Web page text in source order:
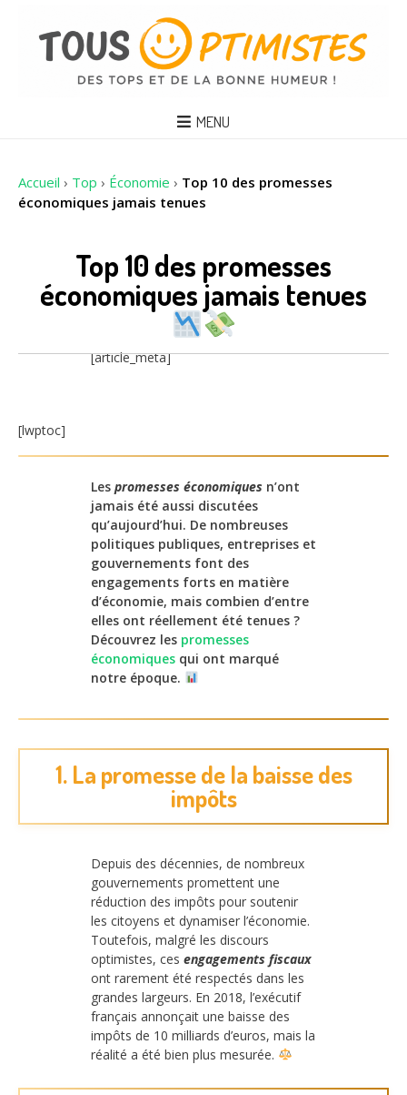
MENU
Accueil › Top › Économie › Top 10 des promesses
économiques jamais tenues
Top 10 des promesses
économiques jamais tenues
[article_meta]
[lwptoc]
Les promesses économiques n’ont
jamais été aussi discutées
qu’aujourd’hui. De nombreuses
politiques publiques, entreprises et
gouvernements font des
engagements forts en matière
d’économie, mais combien d’entre
elles ont réellement été tenues ?
Découvrez les promesses
économiques qui ont marqué
notre époque.
1. La promesse de la baisse des
impôts
Depuis des décennies, de nombreux
gouvernements promettent une
réduction des impôts pour soutenir
les citoyens et dynamiser l’économie.
Toutefois, malgré les discours
optimistes, ces engagements fiscaux
ont rarement été respectés dans les
grandes largeurs. En 2018, l’exécutif
français annonçait une baisse des
impôts de 10 milliards d’euros, mais la
réalité a été bien plus mesurée.